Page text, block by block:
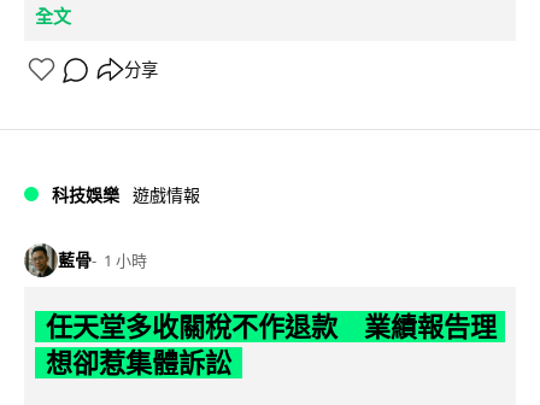
全文
分享
科技娛樂 遊戲情報
藍骨 1 小時
任天堂多收關稅不作退款 業績報告理
想卻惹集體訴訟